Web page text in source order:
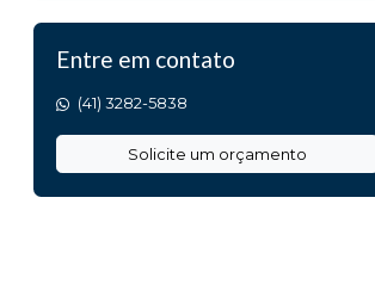
Laboratório físico químico e microbiológico
Teste de microbiologia em superfícies
Analise de calcário
Entre em contato
(41) 3282-5838
Solicite um orçamento